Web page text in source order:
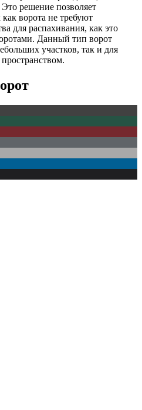
решение позволяет
ворота не требуют
для распахивания, как это
Данный тип ворот
участков, так и для